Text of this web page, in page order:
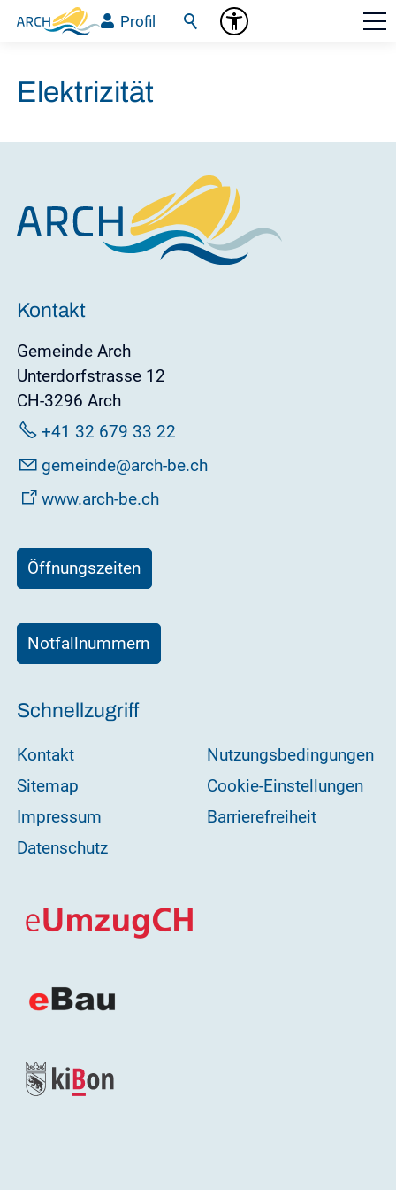
Profil
Elektrizität
Kontakt
Gemeinde Arch
Unterdorfstrasse 12
CH-3296 Arch
+41 32 679 33 22
g m nd rch-b
ch
www.arch-be.ch
Öffnungszeiten
Notfallnummern
Schnellzugriff
Kontakt
Sitemap
Impressum
Datenschutz
Nutzungsbedingungen
Cookie-Einstellungen
Barrierefreiheit